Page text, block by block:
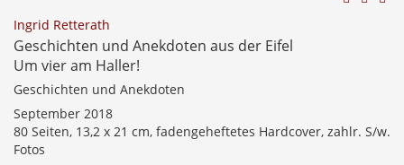
Ingrid Retterath
Geschichten und Anekdoten aus der Eifel
Um vier am Haller!
Geschichten und Anekdoten
September 2018
80 Seiten, 13,2 x 21 cm, fadengeheftetes Hardcover, zahlr. S/w.
Fotos